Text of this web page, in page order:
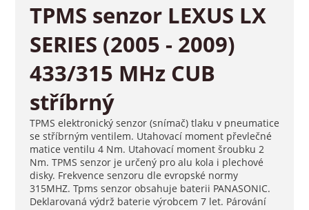
TPMS senzor LEXUS LX
SERIES (2005 - 2009)
433/315 MHz CUB
stříbrný
TPMS elektronický senzor (snímač) tlaku v pneumatice
se stříbrným ventilem. Utahovací moment převlečné
matice ventilu 4 Nm. Utahovací moment šroubku 2
Nm. TPMS senzor je určený pro alu kola i plechové
disky. Frekvence senzoru dle evropské normy
315MHZ. Tpms senzor obsahuje baterii PANASONIC.
Deklarovaná výdrž baterie výrobcem 7 let. Párování